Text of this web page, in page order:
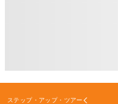
ステップ・アップ・ツアー